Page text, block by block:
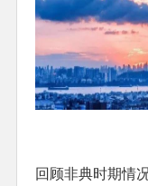
回顾非典时期情